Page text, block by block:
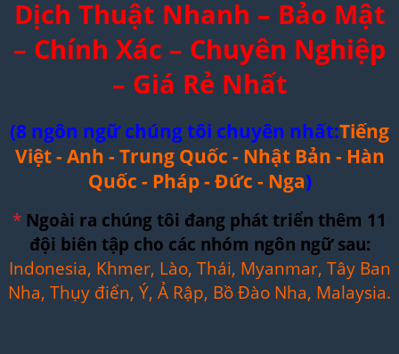
Dịch Thuật Nhanh – Bảo Mật
– Chính Xác – Chuyên Nghiệp
– Giá Rẻ Nhất
(8 ngôn ngữ chúng tôi chuyên nhất:Tiếng
Việt - Anh - Trung Quốc - Nhật Bản - Hàn
Quốc - Pháp - Đức - Nga)
* Ngoài ra chúng tôi đang phát triển thêm 11
đội biên tập cho các nhóm ngôn ngữ sau:
Indonesia, Khmer, Lào, Thái, Myanmar, Tây Ban
Nha, Thụy điển, Ý, Ả Rập, Bồ Đào Nha, Malaysia.